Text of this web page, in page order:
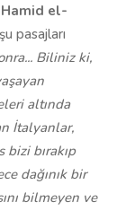
el-
pasajları
Biliniz ki,
altında
İtalyanlar,
bırakıp
dağınık bir
bilmeyen ve